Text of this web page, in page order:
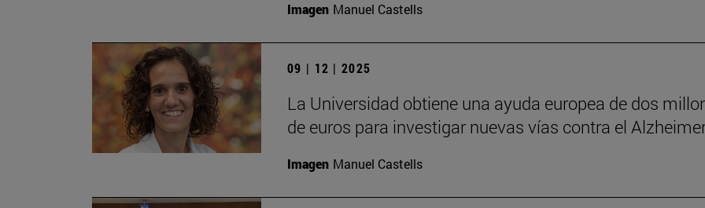
Imagen Manuel Castells
09 | 12 | 2025
La Universidad obtiene una ayuda europea de dos
de euros para investigar nuevas vías contra el
Imagen Manuel Castells